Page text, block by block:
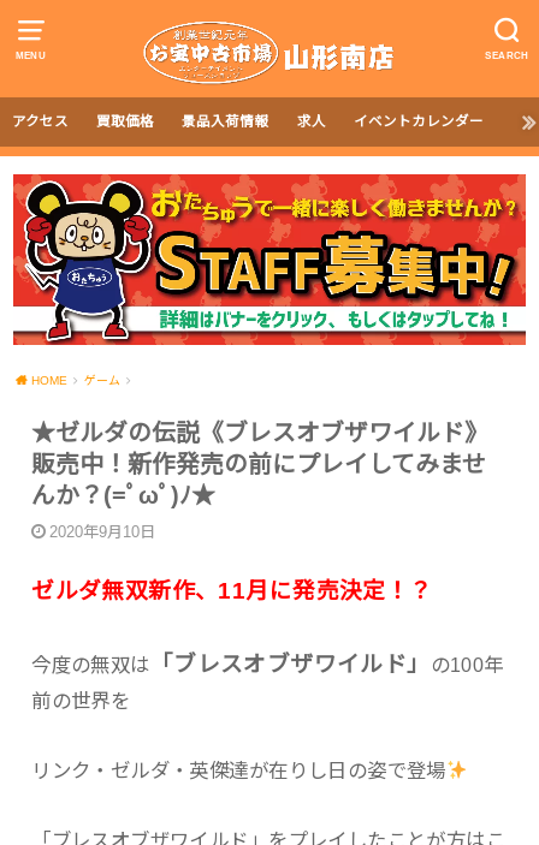
MENU SEARCH
アクセス 買取価格 景品入荷情報 求人 イベントカレンダー
HOME ゲーム
★ゼルダの伝説《ブレスオブザワイルド》
販売中！新作発売の前にプレイしてみませ
んか？(=ﾟωﾟ)ﾉ★
2020年9月10日
ゼルダ無双新作、11月に発売決定！？
今度の無双は 「ブレスオブザワイルド」
の100年
前の世界を
リンク・ゼルダ・英傑達が在りし日の姿で登場
「ブレスオブザワイルド」をプレイしたことが方はこ